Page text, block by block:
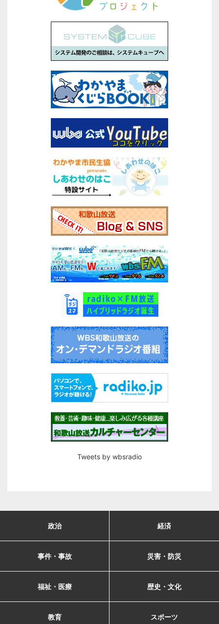
Tweets by wbsradio
政治 経済
事件・事故 災害・防災
福祉・医療 歴史・文化
教育 スポーツ